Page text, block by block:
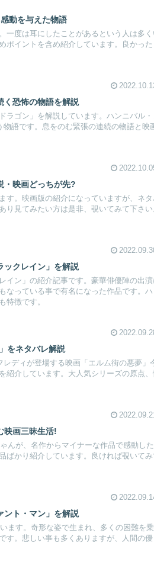
動を与えた物語
一度は耳にしたことがあるという人は多く
ポイントを含め紹介しています。良かった
く恐怖の物語を解説
ラゴン」を解説しています。ハンニバル・
語です。息をのむ緊張の連続の物語と映
・映画どっちが先?
す。映画版の紹介になっていますが、ネタ
り見てみたい方は是非、覗いてみて下さい
ックレイン」を解説
イン」の紹介記事です。豪華俳優陣の出演
なっている事で有名になった作品です。ハ
特徴です。
をネタバレ解説
ディが登場する映画「エルム街の悪夢」
紹介しています。大人気シリーズの原点、
2022.09.21
映画三昧生活!
んが、名作からマイナーな作品で感動した
ばかり紹介しています。良ければ覗いてみ
ント・マン」を解説
ます。奇形な姿で生まれ、多くの困難を乗
す。悲しい事も多くありますが、人間の優